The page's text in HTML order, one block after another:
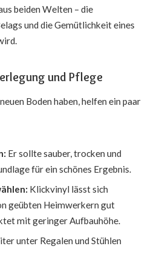
beiden Welten – die
und die Gemütlichkeit eines
und Pflege
Boden haben, helfen ein paar
Er sollte sauber, trocken und
für ein schönes Ergebnis.
Klickvinyl lässt sich
geübten Heimwerkern gut
mit geringer Aufbauhöhe.
unter Regalen und Stühlen